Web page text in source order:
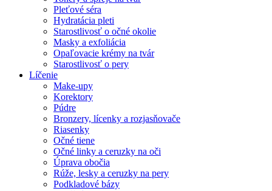
Pleťové séra
Hydratácia pleti
Starostlivosť o očné okolie
Masky a exfoliácia
Opaľovacie krémy na tvár
Starostlivosť o pery
Líčenie
Make-upy
Korektory
Púdre
Bronzery, lícenky a rozjasňovače
Riasenky
Očné tiene
Očné linky a ceruzky na oči
Úprava obočia
Rúže, lesky a ceruzky na pery
Podkladové bázy